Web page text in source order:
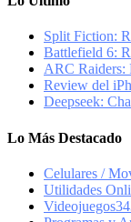
Split Fiction:
Battlefield 6:
ARC Raiders:
Review del
Deepseek:
Lo Más Destacado
Celulares /
Utilidades
Videojuegos